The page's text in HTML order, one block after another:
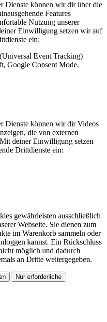
Dienste können wir dir über die
Features
Nutzung unserer
Einwilligung setzen wir auf
ein:
Event Tracking)
Google Consent Mode,
Dienste können wir dir Videos
die von externen
deiner Einwilligung setzen
Drittdienste ein:
gewährleisten ausschließlich
Webseite. Sie dienen zum
im Warenkorb sammeln oder
kannst. Ein Rückschluss
möglich und dadurch
an Dritte weitergegeben.
Nur erforderliche